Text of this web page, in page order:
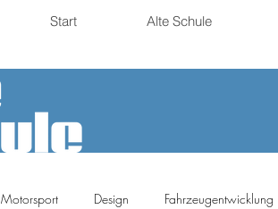
Start Alte Schule
Motorsport Design Fahrzeugentwicklung